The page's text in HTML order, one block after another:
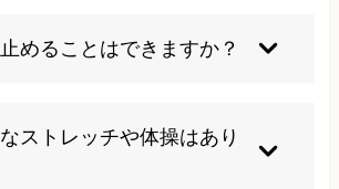
よう注意が必要です。症状がある
相談することをお勧めします。
めることはできますか？
ることは可能です。早期の対応が
ストレッチや体操はあり